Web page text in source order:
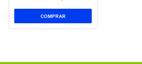
COMPRAR